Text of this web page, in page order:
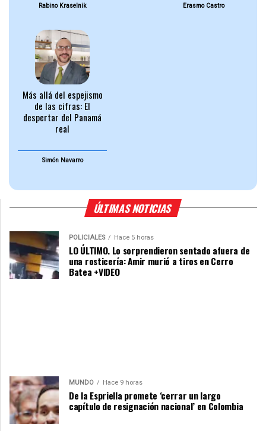
Rabino Kraselnik Erasmo Castro
Más allá del espejismo
de las cifras: El
despertar del Panamá
real
Simón Navarro
ÚLTIMAS NOTICIAS
POLICIALES Hace 5 horas
LO ÚLTIMO. Lo sorprendieron sentado afuera de
una rosticería: Amir murió a tiros en Cerro
Batea +VIDEO
MUNDO Hace 9 horas
De la Espriella promete ‘cerrar un largo
capítulo de resignación nacional’ en Colombia